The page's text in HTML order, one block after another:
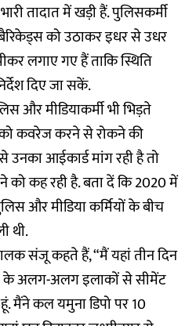
तादात में खड़ी हैं. पुलिसकर्मी
को उठाकर इधर से उधर
लगाए गए हैं ताकि स्थिति
दिए जा सकें.
और मीडियाकर्मी भी भिड़ते
को कवरेज करने से रोकने की
आईकार्ड मांग रही है तो
को कह रही है.बता दें कि 2020 में
और मीडिया कर्मियों के बीच
थी.
संजू कहते हैं, “मैं यहां तीन दिन
के अलग-अलग इलाकों से सीमेंट
मैंने कल यमुना डिपो पर 10